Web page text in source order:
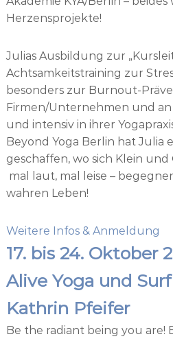
Herzensprojekte!
Julias Ausbildung zur
Achtsamkeitstraining zur
besonders zur Burnout-
Firmen/Unternehmen und
und intensiv in ihrer
Beyond Yoga Berlin hat Julia
geschaffen, wo sich Klein
mal laut, mal leise –
wahren Leben!
Weitere Infos & Anmeldung
17. bis 24. Oktober
Alive Yoga und
Kathrin Pfeifer
Be the radiant being you are!